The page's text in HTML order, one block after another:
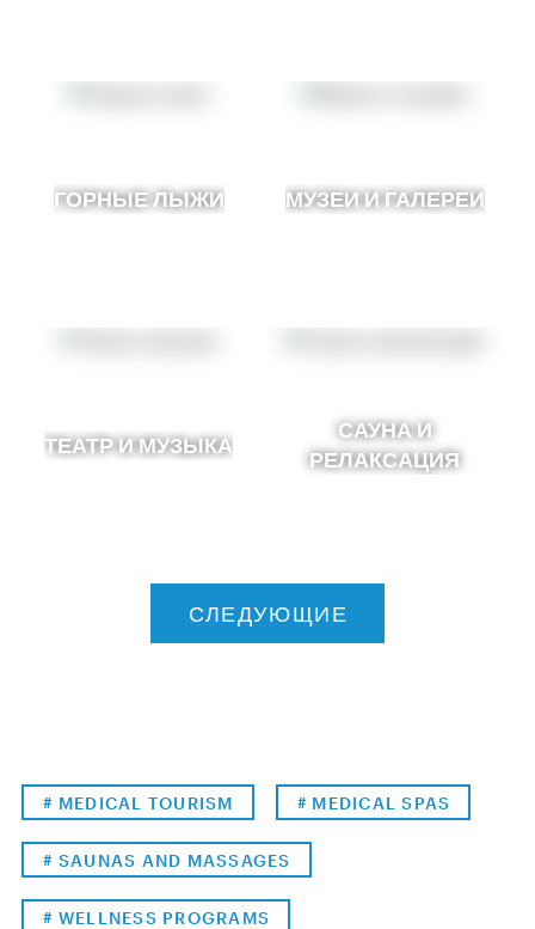
ГОРНЫЕ ЛЫЖИ МУЗЕИ И ГАЛЕРЕИ
ТЕАТР И МУЗЫКА
САУНА И
РЕЛАКСАЦИЯ
СЛЕДУЮЩИЕ
# MEDICAL TOURISM # MEDICAL SPAS
# SAUNAS AND MASSAGES
# WELLNESS PROGRAMS